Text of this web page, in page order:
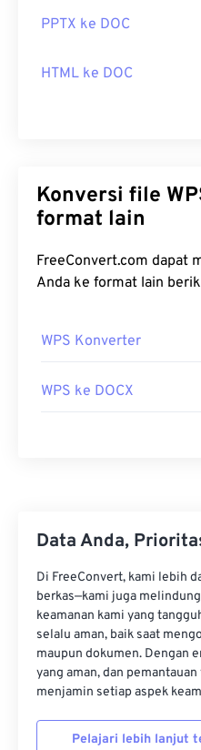
PPTX ke DOC
HTML ke DOC
Konversi file WPS Anda ke
format lain
FreeConvert.com dapat
Anda ke format lain
WPS Konverter
WPS ke DOCX
Data Anda,
Di FreeConvert, kami lebih
berkas—kami juga
keamanan kami yang
selalu aman, baik saat
maupun dokumen. Dengan
yang aman, dan
menjamin setiap aspek
Pelajari lebih lanjut